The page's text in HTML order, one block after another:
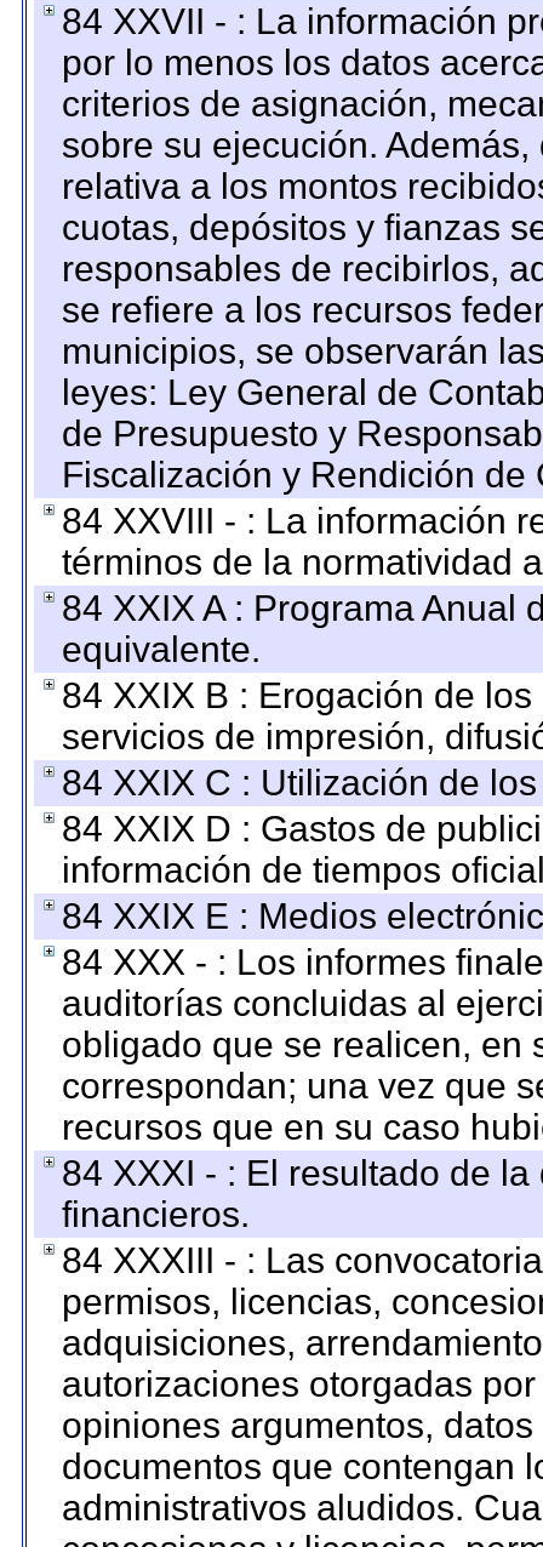
84 XXVII - : La información
por lo menos los datos
criterios de asignación,
sobre su ejecución.
relativa a los montos
cuotas, depósitos y fianzas
responsables de recibirlos,
se refiere a los recursos
municipios, se observarán
leyes: Ley General de
de Presupuesto y
Fiscalización y Rendición
84 XXVIII - : La información
términos de la normatividad
84 XXIX A : Programa Anual
equivalente.
84 XXIX B : Erogación de
servicios de impresión,
84 XXIX C : Utilización de
84 XXIX D : Gastos de
información de tiempos
84 XXIX E : Medios
84 XXX - : Los informes
auditorías concluidas al
obligado que se realicen, en
correspondan; una vez que
recursos que en su caso
84 XXXI - : El resultado de
financieros.
84 XXXIII - : Las
permisos, licencias,
adquisiciones,
autorizaciones otorgadas
opiniones argumentos,
documentos que contengan
administrativos aludidos.